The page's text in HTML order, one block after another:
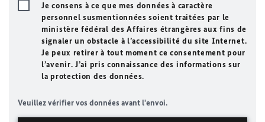
Je consens à ce que mes données à caractère
personnel susmentionnées soient traitées par le
ministère fédéral des Affaires étrangères aux fins de
signaler un obstacle à l’accessibilité du site Internet.
Je peux retirer à tout moment ce consentement pour
l’avenir. J’ai pris connaissance des informations sur
la protection des données.
Veuillez vérifier vos données avant l'envoi.